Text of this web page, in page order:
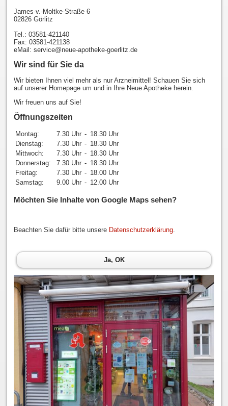
James-v.-Moltke-Straße 6
02826 Görlitz
Tel.: 03581-421140
Fax: 03581-421138
eMail: service@neue-apotheke-goerlitz.de
Wir sind für Sie da
Wir bieten Ihnen viel mehr als nur Arzneimittel! Schauen Sie sich
auf unserer Homepage um und in Ihre Neue Apotheke herein.
Wir freuen uns auf Sie!
Öffnungszeiten
Montag: 7.30 Uhr - 18.30 Uhr
Dienstag:
7.30 Uhr - 18.30 Uhr
Mittwoch:
7.30 Uhr - 18.30 Uhr
Donnerstag:
7.30 Uhr - 18.30 Uhr
Freitag:
7.30 Uhr - 18.00 Uhr
Samstag:
9.00 Uhr - 12.00 Uhr
Möchten Sie Inhalte von Google Maps sehen?
Beachten Sie dafür bitte unsere Datenschutzerklärung.
Ja, OK